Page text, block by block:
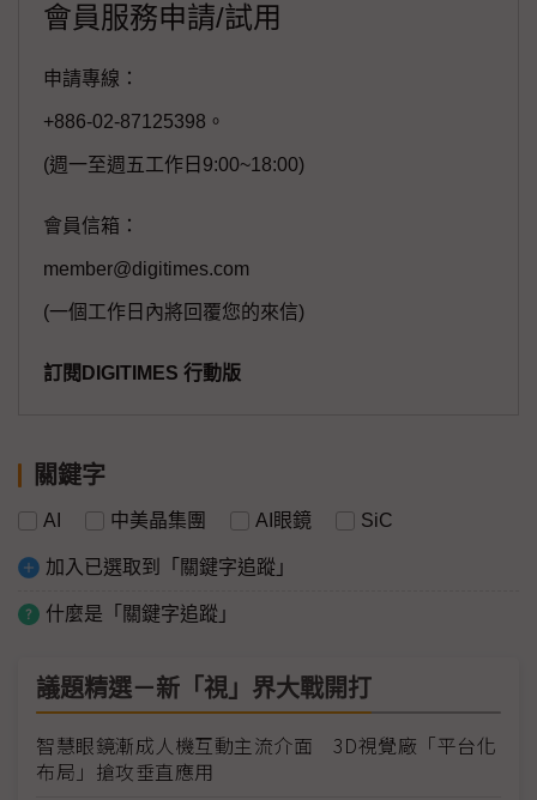
會員服務申請/試用
申請專線：
+886-02-87125398。
(週一至週五工作日9:00~18:00)
會員信箱：
member@digitimes.com
(一個工作日內將回覆您的來信)
訂閱DIGITIMES 行動版
關鍵字
AI 中美晶集團 AI眼鏡 SiC
加入已選取到「關鍵字追蹤」
什麼是「關鍵字追蹤」
議題精選－新「視」界大戰開打
智慧眼鏡漸成人機互動主流介面 3D視覺廠「平台化
布局」搶攻垂直應用